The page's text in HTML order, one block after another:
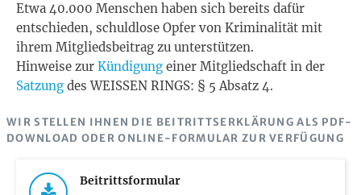
Etwa 40.000 Menschen haben sich bereits dafür
entschieden, schuldlose Opfer von Kriminalität mit
ihrem Mitgliedsbeitrag zu unterstützen.
Hinweise zur Kündigung einer Mitgliedschaft in der
Satzung des WEISSEN RINGS: § 5 Absatz 4.
WIR STELLEN IHNEN DIE BEITRITTSERKLÄRUNG ALS PDF-
DOWNLOAD ODER ONLINE-FORMULAR ZUR VERFÜGUNG
Beitrittsformular